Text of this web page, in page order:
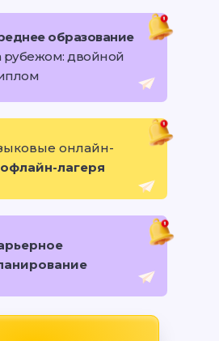
образование
рубежом: двойной
онлайн-
лагеря